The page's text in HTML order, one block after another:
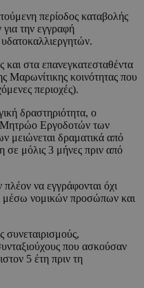
περίοδος καταβολής
την εγγραφή
και στα επανεγκατεσταθέντα
κοινότητας που
περιοχές).
δραστηριότητα, ο
Μητρώο Εργοδοτών των
μειώνεται δραματικά από
σε μόλις 3 μήνες πριν από
να εγγράφονται όχι
νομικών προσώπων και
συνεταιρισμούς,
που ασκούσαν
5 έτη πριν τη